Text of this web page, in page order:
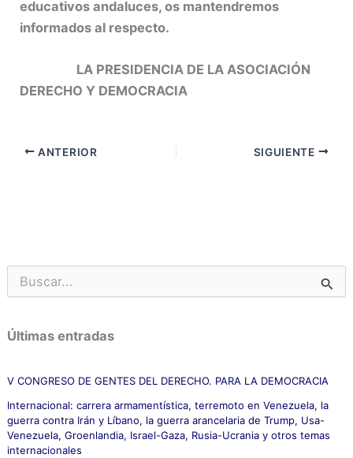
educativos andaluces, os mantendremos
informados al respecto.
LA PRESIDENCIA DE LA ASOCIACIÓN
DERECHO Y DEMOCRACIA
ANTERIOR SIGUIENTE
u
c
a
p
r
:
Últimas entradas
V CONGRESO DE GENTES DEL DERECHO. PARA LA DEMOCRACIA
Internacional: carrera armamentística, terremoto en Venezuela, la
guerra contra Irán y Líbano, la guerra arancelaria de Trump, Usa-
Venezuela, Groenlandia, Israel-Gaza, Rusia-Ucrania y otros temas
internacionales